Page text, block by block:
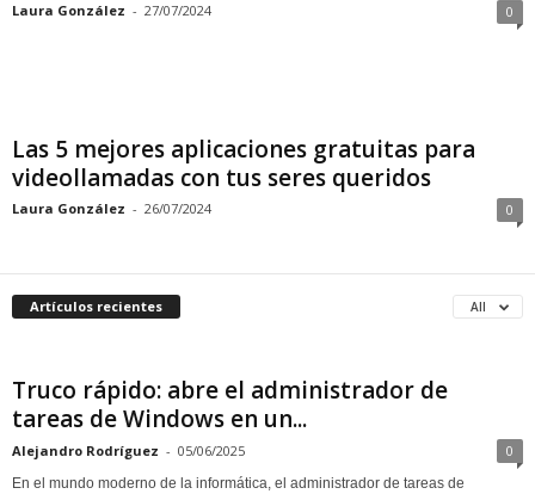
Laura González - 27/07/2024 0
Las 5 mejores aplicaciones gratuitas para
videollamadas con tus seres queridos
Laura González - 26/07/2024 0
Artículos recientes All
Truco rápido: abre el administrador de
tareas de Windows en un...
Alejandro Rodríguez - 05/06/2025 0
En el mundo moderno de la informática, el administrador de tareas de